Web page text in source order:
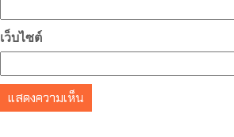
เว็บไซต์